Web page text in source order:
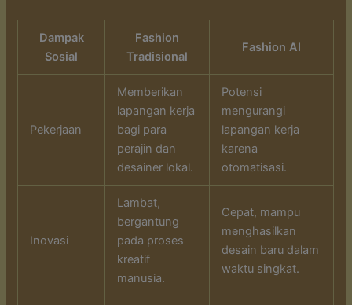
Dampak
Sosial
Fashion
Tradisional
Fashion AI
Pekerjaan
Memberikan
lapangan kerja
bagi para
perajin dan
desainer lokal.
Potensi
mengurangi
lapangan kerja
karena
otomatisasi.
Inovasi
Lambat,
bergantung
pada proses
kreatif
manusia.
Cepat, mampu
menghasilkan
desain baru dalam
waktu singkat.